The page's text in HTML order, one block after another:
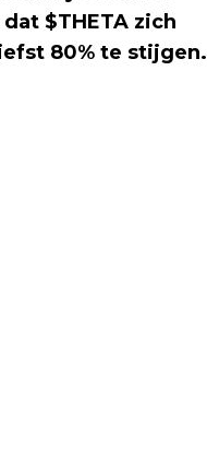
$THETA zich
80% te stijgen.